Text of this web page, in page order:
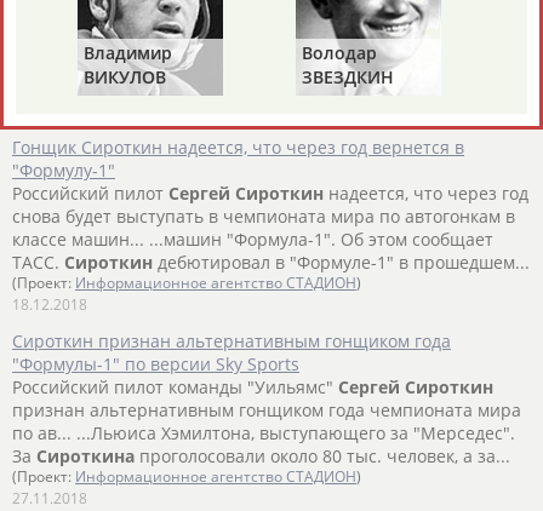
на выносливость (WE... ...российского автоспорта SMP
Racing, членом которой является Сироткин. Бывший пилот
"Формулы-1" заменит в...
Информационное агентство СТАДИОН)
Гонщик Сироткин надеется, что через год вернется в
"Формулу-1"
Российский пилот Сергей Сироткин надеется, что через год
снова будет выступать в чемпионата мира по автогонкам в
классе машин... ...машин "Формула-1". Об этом сообщает
ТАСС. Сироткин дебютировал в "Формуле-1" в прошедшем...
(Проект: Информационное агентство СТАДИОН)
18.12.2018
Сироткин признан альтернативным гонщиком года
"Формулы-1" по версии Sky Sports
Российский пилот команды "Уильямс" Сергей Сироткин
признан альтернативным гонщиком года чемпионата мира
по ав... ...Льюиса Хэмилтона, выступающего за "Мерседес".
За Сироткина проголосовали около 80 тыс. человек, а за...
(Проект: Информационное агентство СТАДИОН)
27.11.2018
Владимир
ВИКУЛОВ
Володар
ЗВЕЗДКИН